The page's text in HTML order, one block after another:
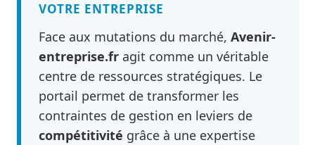
VOTRE ENTREPRISE
Face aux mutations du marché, Avenir-
entreprise.fr agit comme un véritable
centre de ressources stratégiques. Le
portail permet de transformer les
contraintes de gestion en leviers de
compétitivité grâce à une expertise